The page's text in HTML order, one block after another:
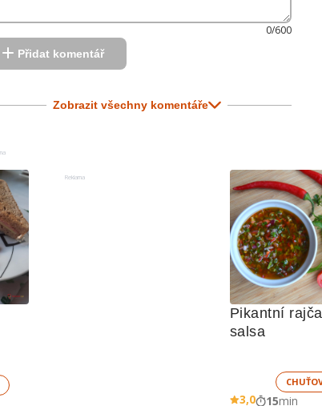
0/600
Přidat komentář
Zobrazit všechny komentáře
Reklama
Pikantní
salsa
3,0 15min